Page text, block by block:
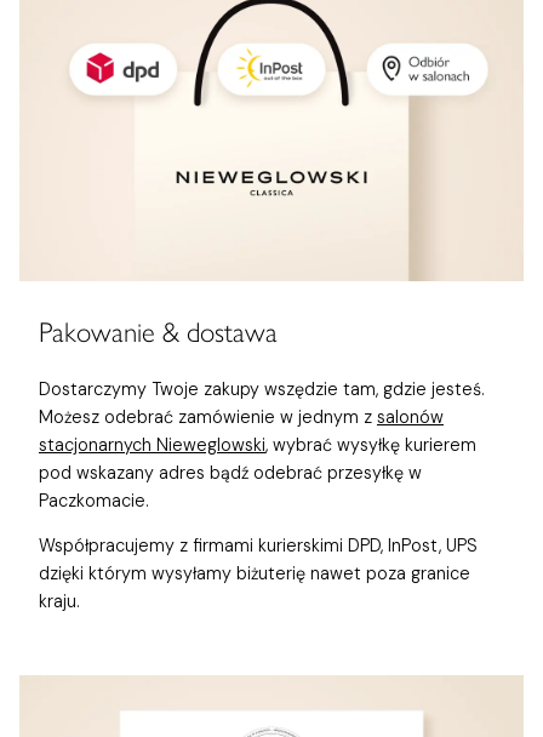
Pakowanie & dostawa
Dostarczymy Twoje zakupy wszędzie tam, gdzie jesteś.
Możesz odebrać zamówienie w jednym z salonów
stacjonarnych Nieweglowski, wybrać wysyłkę kurierem
pod wskazany adres bądź odebrać przesyłkę w
Paczkomacie.
Współpracujemy z firmami kurierskimi DPD, InPost, UPS
dzięki którym wysyłamy biżuterię nawet poza granice
kraju.